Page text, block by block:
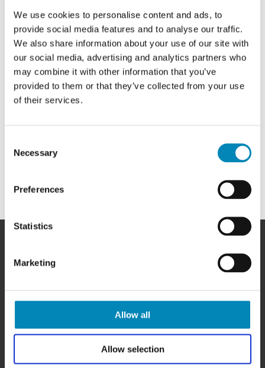
We use cookies to personalise content and ads, to
provide social media features and to analyse our traffic.
We also share information about your use of our site with
our social media, advertising and analytics partners who
may combine it with other information that you’ve
provided to them or that they’ve collected from your use
of their services.
Selection
Necessary
Preferences
Statistics
Marketing
Allow all
Allow selection
1.099,00 DKK 1.299,00 DKK 1.299,00 DKK
(Celebert Aps)
SHOWROOM OG WEBSHOP
9200 Aalborg SV